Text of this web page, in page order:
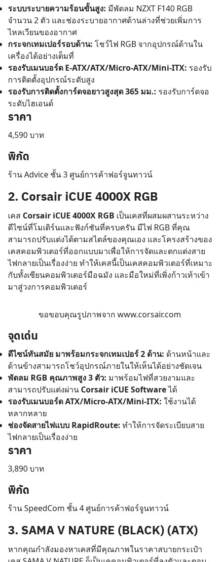
ระบบระบายความร้อนขั้นสูง: มีพัดลม NZXT F140 RGB
จำนวน 2 ตัว และช่องระบายอากาศด้านล่างที่ช่วยเพิ่มการ
ไหลเวียนของอากาศ
กระจกเทมเปอร์รอบด้าน: โชว์ไฟ RGB จากอุปกรณ์ด้านใน
เครื่องได้อย่างเต็มที่
รองรับเมนบอร์ด E-ATX/ATX/Micro-ATX/Mini-ITX: รองรับ
การติดตั้งอุปกรณ์ระดับสูง
รองรับการติดตั้งการ์ดจอยาวสูงสุด 365 มม.: รองรับการ์ดจอ
ระดับไฮเอนด์
ราคา
4,590 บาท
พิกัด
ร้าน Advice ชั้น 3 ศูนย์การค้าฟอร์จูนทาวน์
2. Corsair iCUE 4000X RGB
เคส Corsair iCUE 4000X RGB เป็นเคสที่ผสมผสานระหว่าง
ดีไซน์ที่โมเดิร์นและฟังก์ชันที่ครบครัน มีไฟ RGB ที่คุณ
สามารถปรับแต่งได้ตามสไตล์ของคุณเอง และโครงสร้างของ
เคสคอมพิวเตอร์ที่ออกแบบมาเพื่อให้การจัดและตกแต่งสาย
ไฟกลายเป็นเรื่องง่าย ทำให้เคสนี้เป็นเคสคอมพิวเตอร์ที่เหมาะ
กับทั้งเซียนคอมพิวเตอร์มือฉมัง และมือใหม่ที่เพิ่งก้าวเท้าเข้า
มาสู่วงการคอมพิวเตอร์
ขอขอบคุณรูปภาพจาก www.corsair.com
จุดเด่น
ดีไซน์ทันสมัย มาพร้อมกระจกเทมเปอร์ 2 ด้าน: ด้านหน้าและ
ด้านข้างสามารถโชว์อุปกรณ์ภายในให้เห็นได้อย่างชัดเจน
พัดลม RGB คุณภาพสูง 3 ตัว: มาพร้อมไฟที่สวยงามและ
สามารถปรับแต่งผ่าน Corsair iCUE Softwareได้
รองรับเมนบอร์ด ATX/Micro-ATX/Mini-ITX: ใช้งานได้
หลากหลาย
ช่องจัดสายไฟแบบ RapidRoute: ทำให้การจัดระเบียบสาย
ไฟกลายเป็นเรื่องง่าย
ราคา
3,890 บาท
พิกัด
ร้าน SpeedCom ชั้น 4 ศูนย์การค้าฟอร์จูนทาวน์
3. SAMA V NATURE (BLACK) (ATX)
หากคุณกำลังมองหาเคสที่มีคุณภาพในราคาสบายกระเป๋า